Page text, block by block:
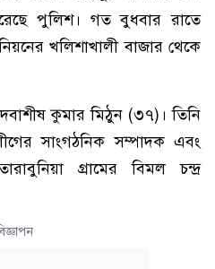
পুলিশ। গত বুধবার রাতে
খলিশাখালী বাজার থেকে
কুমার মিঠুন (৩৭)। তিনি
সাংগঠনিক সম্পাদক এবং
গ্রামের বিমল চন্দ্র